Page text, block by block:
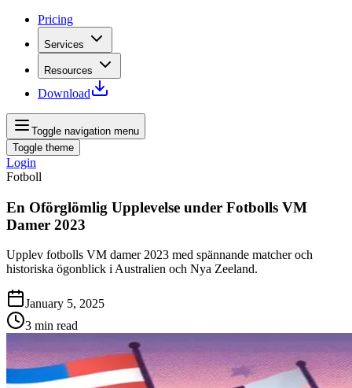
Pricing
Services
Resources
Download
Toggle navigation menu
Toggle theme
Login
Fotboll
En Oförglömlig Upplevelse under Fotbolls VM
Damer 2023
Upplev fotbolls VM damer 2023 med spännande matcher och
historiska ögonblick i Australien och Nya Zeeland.
January 5, 2025
3 min read